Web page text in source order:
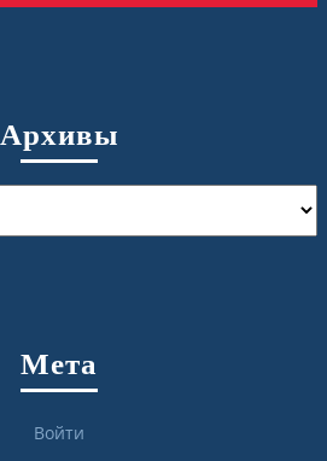
Архивы
Мета
Войти